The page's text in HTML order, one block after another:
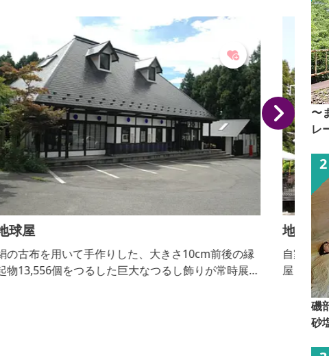
布を用いて手作りした、大きさ10cm前後の縁
個をつるした巨大なつるし飾りが常時展示
地球屋パ
自家培養天
屋さん。店
できます。
〜
レ
磯
砂